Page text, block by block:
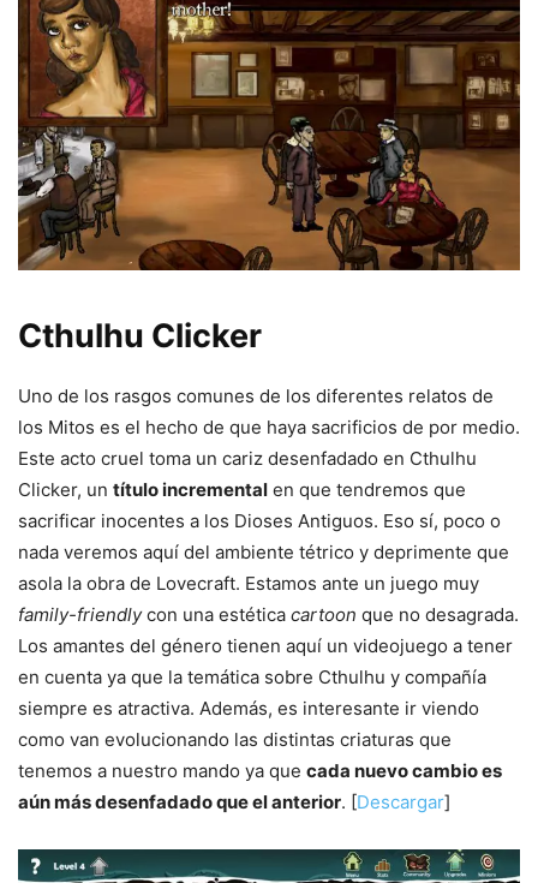
Cthulhu Clicker
Uno de los rasgos comunes de los diferentes relatos de
los Mitos es el hecho de que haya sacrificios de por medio.
Este acto cruel toma un cariz desenfadado en Cthulhu
Clicker, un título incremental en que tendremos que
sacrificar inocentes a los Dioses Antiguos. Eso sí, poco o
nada veremos aquí del ambiente tétrico y deprimente que
asola la obra de Lovecraft. Estamos ante un juego muy
family-friendlycon una estética cartoon que no desagrada.
Los amantes del género tienen aquí un videojuego a tener
en cuenta ya que la temática sobre Cthulhu y compañía
siempre es atractiva. Además, es interesante ir viendo
como van evolucionando las distintas criaturas que
tenemos a nuestro mando ya que cada nuevo cambio es
aún más desenfadado que el anterior. [Descargar]